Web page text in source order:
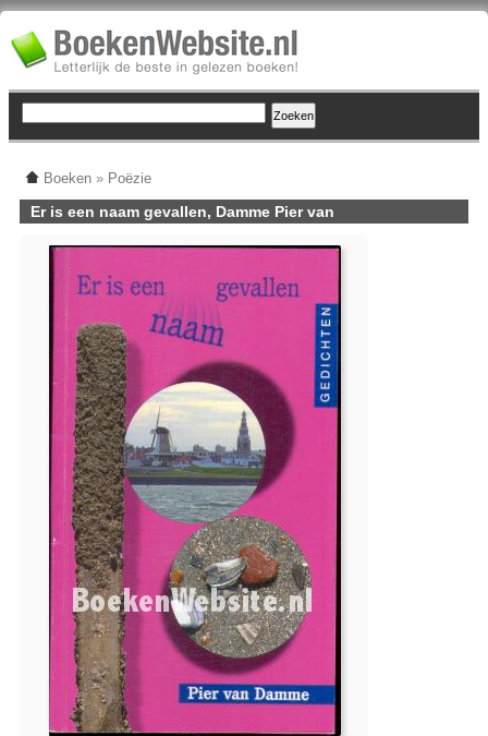
Boeken » Poëzie
Er is een naam gevallen, Damme Pier van